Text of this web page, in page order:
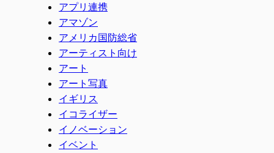
アプリ連携
アマゾン
アメリカ国防総省
アーティスト向け
アート
アート写真
イギリス
イコライザー
イノベーション
イベント